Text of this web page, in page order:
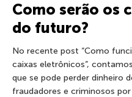
Como serão os
do futuro?
No recente post “Como
caixas eletrônicos”,
que se pode perder dinheiro
fraudadores e criminosos